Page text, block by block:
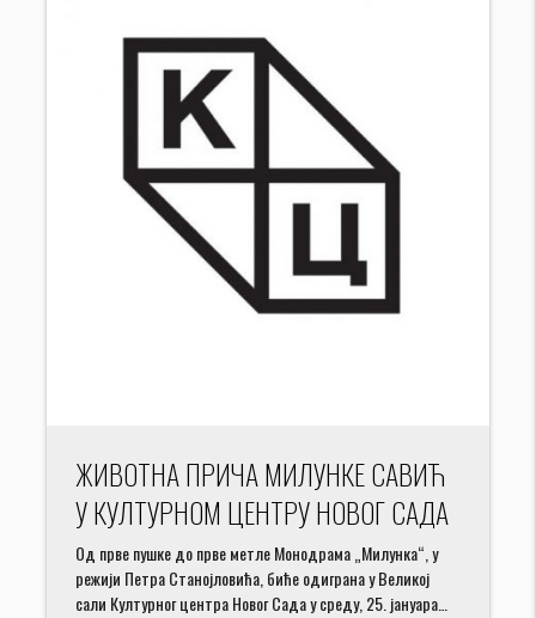
ЖИВОТНА ПРИЧА МИЛУНКЕ САВИЋ
У КУЛТУРНОМ ЦЕНТРУ НОВОГ САДА
Од прве пушке до прве метле Монодрама „Милунка“, у
режији Петра Станојловића, биће одиграна у Великој
сали Културног центра Новог Сада у среду, 25. јануара…